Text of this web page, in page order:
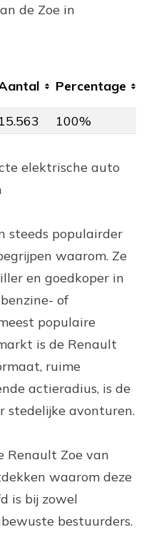
de Zoe in
Percentage
15.563 100%
elektrische auto
steeds populairder
waarom. Ze
en goedkoper in
of
populaire
is de Renault
ruime
actieradius, is de
stedelijke avonturen.
Renault Zoe van
waarom deze
is bij zowel
bestuurders.